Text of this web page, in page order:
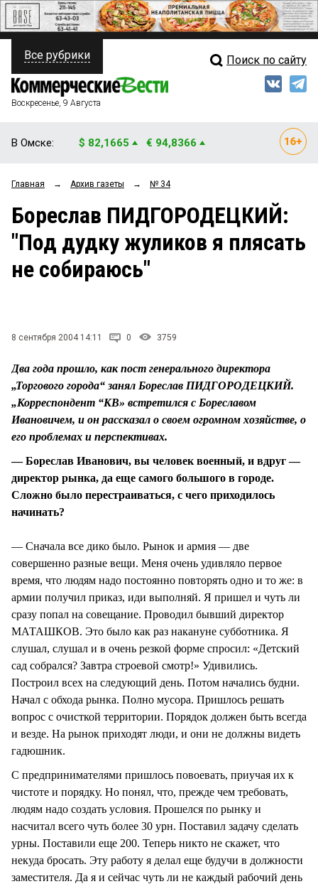
ПОЛИТИКА
ФИНАНСЫ
ОБЩЕСТВО
ЗАКОН
НОВОСТИ КОМПАНИЙ
Свежий выпуск
Рейтинги
Блоги
Все рубрики Поиск по сайту
Воскресенье, 9 Августа
В Омске: $ 82,1665 € 94,8366
Главная → Архив газеты → № 34
Бореслав ПИДГОРОДЕЦКИЙ:
"Под дудку жуликов я плясать
не собираюсь"
8 сентября 2004 14:11 0 3759
Два года прошло, как пост генерального директора
„Торгового города“ занял Бореслав ПИДГОРОДЕЦКИЙ.
„Корреспондент “КВ» встретился с Бореславом
Ивановичем, и он рассказал о своем огромном хозяйстве, о
его проблемах и перспективах.
— Бореслав Иванович, вы человек военный, и вдруг —
директор рынка, да еще самого большого в городе.
Сложно было перестраиваться, с чего приходилось
начинать?
— Сначала все дико было. Рынок и армия — две
совершенно разные вещи. Меня очень удивляло первое
время, что людям надо постоянно повторять одно и то же: в
армии получил приказ, иди выполняй. Я пришел и чуть ли
сразу попал на совещание. Проводил бывший директор
МАТАШКОВ. Это было как раз накануне субботника. Я
слушал, слушал и в очень резкой форме спросил: «Детский
сад собрался? Завтра строевой смотр!» Удивились.
Построил всех на следующий день. Потом начались будни.
Начал с обхода рынка. Полно мусора. Пришлось решать
вопрос с очисткой территории. Порядок должен быть всегда
и везде. На рынок приходят люди, и они не должны видеть
гадюшник.
С предпринимателями пришлось повоевать, приучая их к
чистоте и порядку. Но понял, что, прежде чем требовать,
людям надо создать условия. Прошелся по рынку и
насчитал всего чуть более 30 урн. Поставил задачу сделать
урны. Поставили еще 200. Теперь никто не скажет, что
некуда бросать. Эту работу я делал еще будучи в должности
заместителя. Да я и сейчас чуть ли не каждый рабочий день